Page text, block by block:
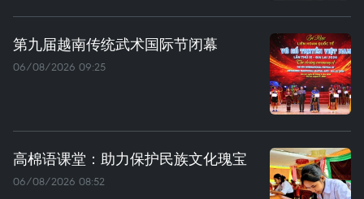
第九届越南传统武术国际节闭幕
06/08/2026 09:25
高棉语课堂：助力保护民族文化瑰宝
06/08/2026 08:52